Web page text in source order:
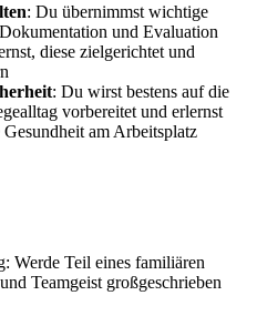
: Du übernimmst wichtige
und Evaluation
diese zielgerichtet und
: Du wirst bestens auf die
vorbereitet und erlernst
am Arbeitsplatz
Werde Teil eines familiären
Teamgeist großgeschrieben